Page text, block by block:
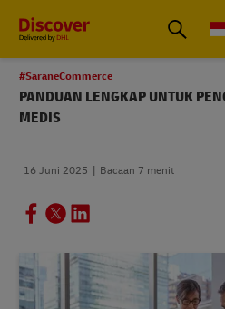
DHL Express Indonesia
#SaraneCommerce
PANDUAN LENGKAP UNTUK
MEDIS
16 Juni 2025 Bacaan 7 menit